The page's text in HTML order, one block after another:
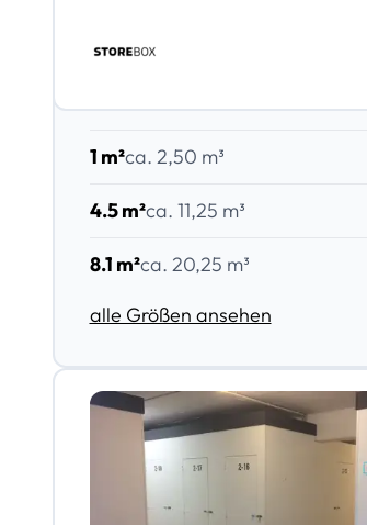
1 m²ca. 2,50 m³
4.5 m²ca. 11,25 m³
8.1 m²ca. 20,25 m³
alle Größen ansehen